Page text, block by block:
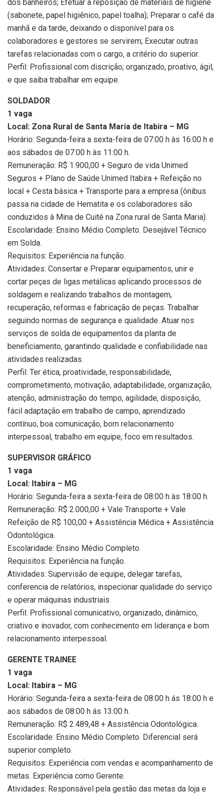
dos banheiros; Efetuar a reposição de materiais de higiene
(sabonete, papel higiênico, papel toalha); Preparar o café da
manhã e da tarde, deixando o disponível para os
colaboradores e gestores se servirem; Executar outras
tarefas relacionadas com o cargo, a critério do superior.
Perfil: Profissional com discrição; organizado, proativo, ágil,
e que saiba trabalhar em equipe.
SOLDADOR
1 vaga
Local: Zona Rural de Santa Maria de Itabira – MG
Horário: Segunda-feira a sexta-feira de 07:00 h às 16:00 h e
aos sábados de 07:00 h às 11:00 h.
Remuneração: R$ 1.900,00 + Seguro de vida Unimed
Seguros + Plano de Saúde Unimed Itabira + Refeição no
local + Cesta básica + Transporte para a empresa (ônibus
passa na cidade de Hematita e os colaboradores são
conduzidos à Mina de Cuité na Zona rural de Santa Maria).
Escolaridade: Ensino Médio Completo. Desejável Técnico
em Solda.
Requisitos: Experiência na função.
Atividades: Consertar e Preparar equipamentos, unir e
cortar peças de ligas metálicas aplicando processos de
soldagem e realizando trabalhos de montagem,
recuperação, reformas e fabricação de peças. Trabalhar
seguindo normas de segurança e qualidade. Atuar nos
serviços de solda de equipamentos da planta de
beneficiamento, garantindo qualidade e confiabilidade nas
atividades realizadas.
Perfil: Ter ética, proatividade, responsabilidade,
comprometimento, motivação, adaptabilidade, organização,
atenção, administração do tempo, agilidade, disposição,
fácil adaptação em trabalho de campo, aprendizado
contínuo, boa comunicação, bom relacionamento
interpessoal, trabalho em equipe, foco em resultados.
SUPERVISOR GRÁFICO
1 vaga
Local: Itabira – MG
Horário: Segunda-feira a sexta-feira de 08:00 h às 18:00 h.
Remuneração: R$ 2.000,00 + Vale Transporte + Vale
Refeição de R$ 100,00 + Assistência Médica + Assistência
Odontológica.
Escolaridade: Ensino Médio Completo.
Requisitos: Experiência na função.
Atividades: Supervisão de equipe, delegar tarefas,
conferencia de relatórios, inspecionar qualidade do serviço
e operar máquinas industriais
Perfil: Profissional comunicativo, organizado, dinâmico,
criativo e inovador, com conhecimento em liderança e bom
relacionamento interpessoal.
GERENTE TRAINEE
1 vaga
Local: Itabira – MG
Horário: Segunda-feira a sexta-feira de 08:00 h ás 18:00 h e
aos sábados de 08:00 h ás 13:00 h.
Remuneração: R$ 2.489,48 + Assistência Odontológica.
Escolaridade: Ensino Médio Completo. Diferencial será
superior completo.
Requisitos: Experiência com vendas e acompanhamento de
metas. Experiência como Gerente.
Atividades: Responsável pela gestão das metas da loja e